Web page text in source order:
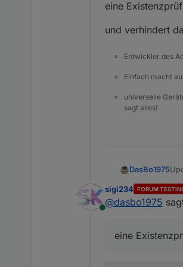
eine
und verhindert
Entwickler des
Einfach macht
universelle
sagt alles!
DasBo1975
Online
sigi234 FORUM
@dasbo1975
eine